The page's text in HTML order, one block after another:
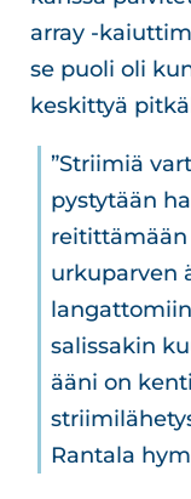
array -
se puoli oli
keskittyä
”Striimiä
pystytään
urkuparven
salissakin
ääni on
Rantala